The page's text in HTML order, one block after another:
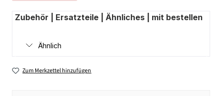
Zubehör | Ersatzteile | Ähnliches | mit bestellen
Ähnlich
Zum Merkzettel hinzufügen